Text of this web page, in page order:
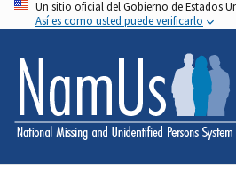
Pasar
al
contenido
principal
Un sitio oficial del Gobierno de Estados
Así es como usted puede verificarlo